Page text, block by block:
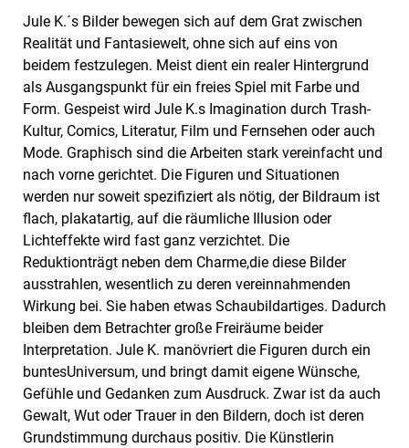
Jule K.´s Bilder bewegen sich auf dem Grat zwischen
Realität und Fantasiewelt, ohne sich auf eins von
beidem festzulegen. Meist dient ein realer Hintergrund
als Ausgangspunkt für ein freies Spiel mit Farbe und
Form. Gespeist wird Jule K.s Imagination durch Trash-
Kultur, Comics, Literatur, Film und Fernsehen oder auch
Mode. Graphisch sind die Arbeiten stark vereinfacht und
nach vorne gerichtet. Die Figuren und Situationen
werden nur soweit spezifiziert als nötig, der Bildraum ist
flach, plakatartig, auf die räumliche Illusion oder
Lichteffekte wird fast ganz verzichtet. Die
Reduktionträgt neben dem Charme,die diese Bilder
ausstrahlen, wesentlich zu deren vereinnahmenden
Wirkung bei. Sie haben etwas Schaubildartiges. Dadurch
bleiben dem Betrachter große Freiräume beider
Interpretation. Jule K. manövriert die Figuren durch ein
buntesUniversum, und bringt damit eigene Wünsche,
Gefühle und Gedanken zum Ausdruck. Zwar ist da auch
Gewalt, Wut oder Trauer in den Bildern, doch ist deren
Grundstimmung durchaus positiv. Die Künstlerin